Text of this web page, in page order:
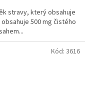
stravy, který obsahuje
500 mg čistého
Kód: 3616